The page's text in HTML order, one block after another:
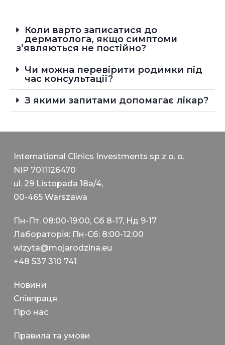
Коли варто записатися до
дерматолога, якщо симптоми
з’являються не постійно?
Чи можна перевірити родимки під
час консультації?
З якими запитами допомагає лікар?
International Clinics Investments sp z o. o.
NIP 7011126470
ul. 29 Listopada 18a/4,
00-465 Warszawa
Пн-Пт. 08:00-19:00, Сб 8-17, Нд 9-17
Лабораторія: Пн-Сб: 8:00-12:00
wizyta@mojarodzina.eu
+48 537 310 741
Новини
Співпраця
Про нас
Правила та умови